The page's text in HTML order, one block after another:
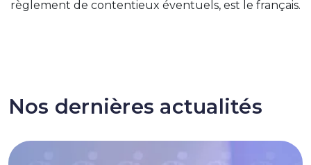
règlement de contentieux éventuels, est le français.
Nos dernières actualités